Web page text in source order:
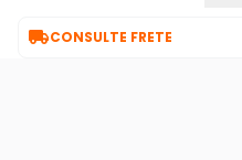
CONSULTE FRETE